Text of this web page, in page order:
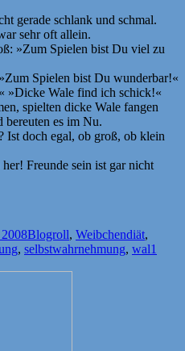
gerade schlank und schmal.
sehr oft allein.
»Zum Spielen bist Du viel zu
Spielen bist Du wunderbar!«
»Dicke Wale find ich schick!«
spielten dicke Wale fangen
bereuten es im Nu.
Ist doch egal, ob groß, ob klein
Freunde sein ist gar nicht
2008Kategorien
Blogroll, Weibchendiät,
, selbstwahrnehmung, wal1